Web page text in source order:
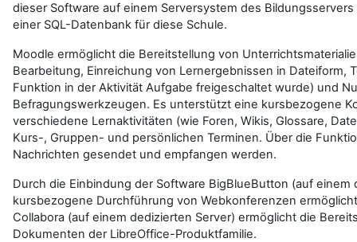
dieser Software auf einem Serversystem des
einer SQL-Datenbank für diese Schule.
Moodle ermöglicht die Bereitstellung von
Bearbeitung, Einreichung von Lernergebnissen in Dateiform,
Funktion in der Aktivität Aufgabe freigeschaltet wurde) und
Befragungswerkzeugen. Es unterstützt eine kursbezogene
verschiedene Lernaktivitäten (wie Foren, Wikis, Glossare,
Kurs-, Gruppen- und persönlichen Terminen. Über die
Nachrichten gesendet und empfangen werden.
Durch die Einbindung der Software BigBlueButton (auf einem
kursbezogene Durchführung von Webkonferenzen
Collabora (auf einem dedizierten Server) ermöglicht die
Dokumenten der LibreOffice-Produktfamilie.